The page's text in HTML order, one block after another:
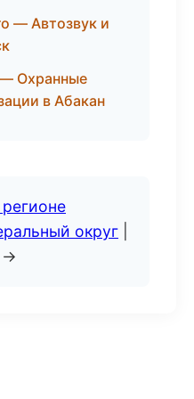
— Автозвук и
Охранные
в Абакан
округ
→